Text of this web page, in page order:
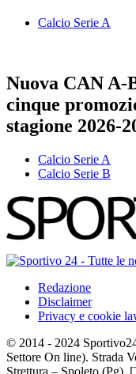
Calcio Serie A
Nuova CAN
cinque
stagione 2026-
Calcio Serie A
Calcio Serie B
Redazione
Disclaimer
Privacy e cookie
© 2014 - 2024
Settore On line). Strada
Strettura – Spoleto (Pg).